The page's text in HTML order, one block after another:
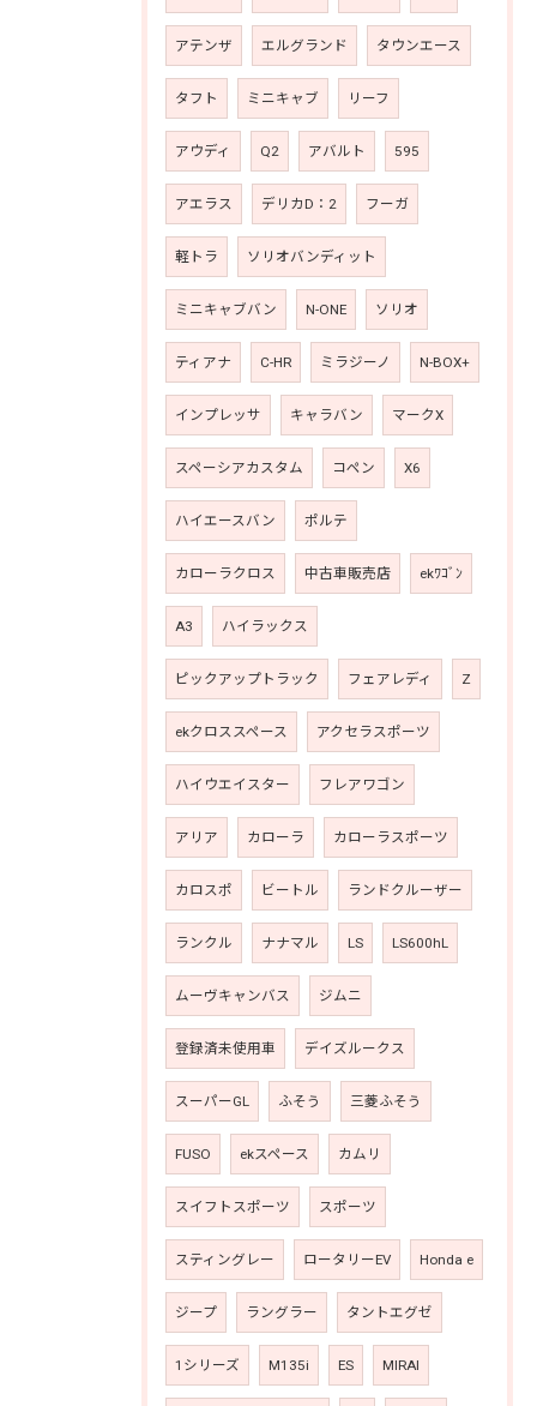
アテンザ エルグランド タウンエース
タフト ミニキャブ リーフ
アウディ Q2 アバルト 595
アエラス デリカD：2 フーガ
軽トラ ソリオバンディット
ミニキャブバン N-ONE ソリオ
ティアナ C-HR ミラジーノ N-BOX+
インプレッサ キャラバン マークX
スペーシアカスタム コペン X6
ハイエースバン ポルテ
カローラクロス 中古車販売店 ekﾜｺﾞﾝ
A3 ハイラックス
ピックアップトラック フェアレディ Z
ekクロススペース アクセラスポーツ
ハイウエイスター フレアワゴン
アリア カローラ カローラスポーツ
カロスポ ビートル ランドクルーザー
ランクル ナナマル LS LS600hL
ムーヴキャンバス ジムニ
登録済未使用車 デイズルークス
スーパーGL ふそう 三菱ふそう
FUSO ekスペース カムリ
スイフトスポーツ スポーツ
スティングレー ロータリーEV Honda e
ジープ ラングラー タントエグゼ
1シリーズ M135i ES MIRAI